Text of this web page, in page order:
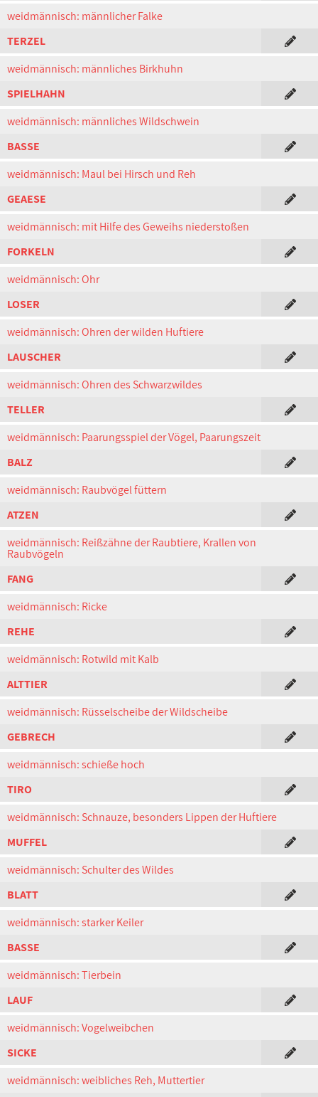
weidmännisch: männlicher Falke
TERZEL
weidmännisch: männliches Birkhuhn
SPIELHAHN
weidmännisch: männliches Wildschwein
BASSE
weidmännisch: Maul bei Hirsch und Reh
GEAESE
weidmännisch: mit Hilfe des Geweihs niederstoßen
FORKELN
weidmännisch: Ohr
LOSER
weidmännisch: Ohren der wilden Huftiere
LAUSCHER
weidmännisch: Ohren des Schwarzwildes
TELLER
weidmännisch: Paarungsspiel der Vögel, Paarungszeit
BALZ
weidmännisch: Raubvögel füttern
ATZEN
weidmännisch: Reißzähne der Raubtiere, Krallen von
Raubvögeln
FANG
weidmännisch: Ricke
REHE
weidmännisch: Rotwild mit Kalb
ALTTIER
weidmännisch: Rüsselscheibe der Wildscheibe
GEBRECH
weidmännisch: schieße hoch
TIRO
weidmännisch: Schnauze, besonders Lippen der Huftiere
MUFFEL
weidmännisch: Schulter des Wildes
BLATT
weidmännisch: starker Keiler
BASSE
weidmännisch: Tierbein
LAUF
weidmännisch: Vogelweibchen
SICKE
weidmännisch: weibliches Reh, Muttertier